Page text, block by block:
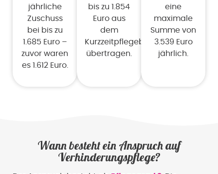
jährliche
Zuschuss
bei bis zu
1.685 Euro –
zuvor waren
es 1.612 Euro.
bis zu 1.854
Euro aus
dem
Kurzzeitpflegebudget
übertragen.
eine
maximale
Summe von
3.539 Euro
jährlich.
Wann besteht ein Anspruch auf
Verhinderungspflege?